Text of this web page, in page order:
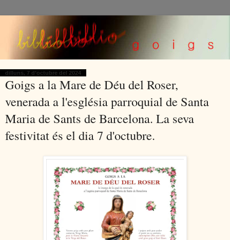
dilluns, 7 d’octubre del 2024
Goigs a la Mare de Déu del Roser,
venerada a l'església parroquial de Santa
Maria de Sants de Barcelona. La seva
festivitat és el dia 7 d'octubre.